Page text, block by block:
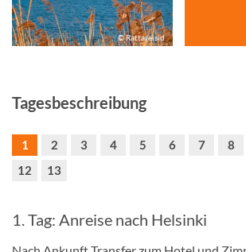
© Rattareisid
Tagesbeschreibung
1 2 3 4 5 6 7 8
12
13
1. Tag: Anreise nach Helsinki